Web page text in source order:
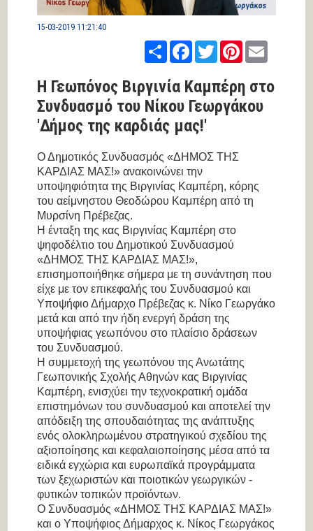
15-03-2019 11:21:40
ShareFacebook
TwitterPinterestEmail
Η Γεωπόνος Βιργινία Καμπέρη στο
Συνδυασμό του Νίκου Γεωργάκου
'Δήμος της καρδιάς μας!'
Ο Δημοτικός Συνδυασμός «ΔΗΜΟΣ ΤΗΣ
ΚΑΡΔΙΑΣ ΜΑΣ!» ανακοινώνει την
υποψηφιότητα της Βιργινίας Καμπέρη, κόρης
του αείμνηστου Θεοδώρου Καμπέρη από τη
Μυρσίνη Πρέβεζας.
Η ένταξη της κας Βιργινίας Καμπέρη στο
ψηφοδέλτιο του Δημοτικού Συνδυασμού
«ΔΗΜΟΣ ΤΗΣ ΚΑΡΔΙΑΣ ΜΑΣ!»,
επισημοποιήθηκε σήμερα με τη συνάντηση που
είχε με τον επικεφαλής του Συνδυασμού και
Υποψήφιο Δήμαρχο Πρέβεζας κ. Νίκο Γεωργάκο
μετά και από την ήδη ενεργή δράση της
υποψήφιας γεωπόνου στο πλαίσιο δράσεων
του Συνδυασμού.
Η συμμετοχή της γεωπόνου της Ανωτάτης
Γεωπονικής Σχολής Αθηνών κας Βιργινίας
Καμπέρη, ενισχύει την τεχνοκρατική ομάδα
επιστημόνων του συνδυασμού και αποτελεί την
απόδειξη της σπουδαιότητας της ανάπτυξης
ενός ολοκληρωμένου στρατηγικού σχεδίου της
αξιοποίησης και κεφαλαιοποίησης μέσα από τα
ειδικά εγχώρια και ευρωπαϊκά προγράμματα
των ξεχωριστών και ποιοτικών γεωργικών -
φυτικών τοπικών προϊόντων.
Ο Συνδυασμός «ΔΗΜΟΣ ΤΗΣ ΚΑΡΔΙΑΣ ΜΑΣ!»
και ο Υποψήφιος Δήμαρχος κ. Νίκος Γεωργάκος